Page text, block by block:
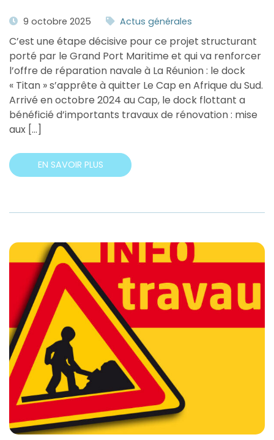
9 octobre 2025 Actus générales
C’est une étape décisive pour ce projet structurant
porté par le Grand Port Maritime et qui va renforcer
l’offre de réparation navale à La Réunion : le dock
« Titan » s’apprête à quitter Le Cap en Afrique du Sud.
Arrivé en octobre 2024 au Cap, le dock flottant a
bénéficié d’importants travaux de rénovation : mise
aux […]
EN SAVOIR PLUS